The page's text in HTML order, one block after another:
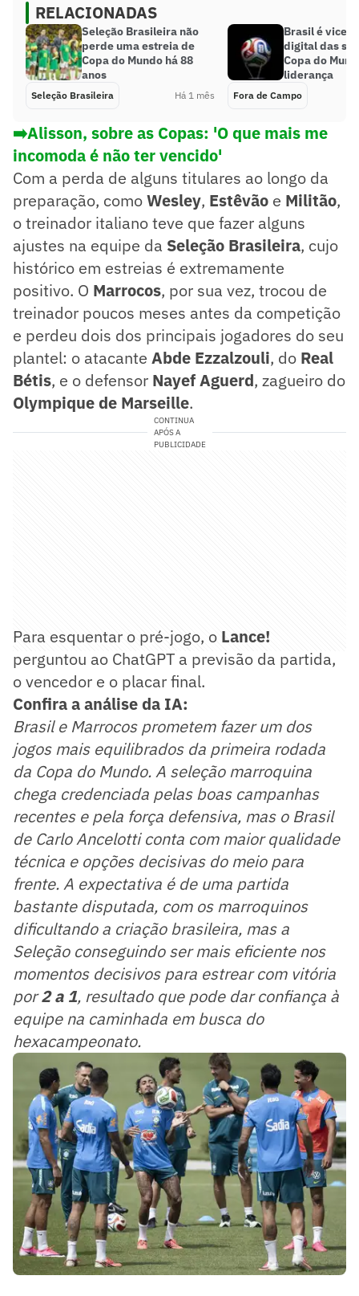
RELACIONADAS
Seleção Brasileira não
perde uma estreia de
Copa do Mundo há 88
anos
Seleção Brasileira Há 1 mês
Brasil é vice
digital das
Copa do
liderança
Fora de Campo
➡️Alisson, sobre as Copas: 'O que mais me
incomoda é não ter vencido'
Com a perda de alguns titulares ao longo da
preparação, comoWesley, Estêvão e Militão,
o treinador italiano teve que fazer alguns
ajustes na equipe da Seleção Brasileira, cujo
histórico em estreias é extremamente
positivo. O Marrocos, por sua vez, trocou de
treinador poucos meses antes da competição
e perdeu dois dos principais jogadores do seu
plantel: o atacante Abde Ezzalzouli, do Real
Bétis, e o defensor Nayef Aguerd, zagueiro do
Olympique de Marseille.
CONTINUA
APÓS A
PUBLICIDADE
Para esquentar o pré-jogo, o Lance!
perguntou ao ChatGPT a previsão da partida,
o vencedor e o placar final.
Confira a análise da IA:
Brasil e Marrocos prometem fazer um dos
jogos mais equilibrados da primeira rodada
da Copa do Mundo. A seleção marroquina
chega credenciada pelas boas campanhas
recentes e pela força defensiva, mas o Brasil
de Carlo Ancelotti conta com maior qualidade
técnica e opções decisivas do meio para
frente. A expectativa é de uma partida
bastante disputada, com os marroquinos
dificultando a criação brasileira, mas a
Seleção conseguindo ser mais eficiente nos
momentos decisivos para estrear com vitória
por2 a 1, resultado que pode dar confiança à
equipe na caminhada em busca do
hexacampeonato.